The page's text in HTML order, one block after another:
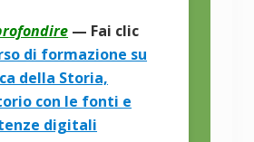
— Fai clic
di formazione su
della Storia,
con le fonti e
digitali